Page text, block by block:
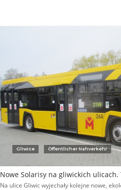
Gliwice Öffentlicher Nahverkehr
Nowe Solarisy na gliwickich
Na ulice Gliwic wyjechały kolejne nowe,